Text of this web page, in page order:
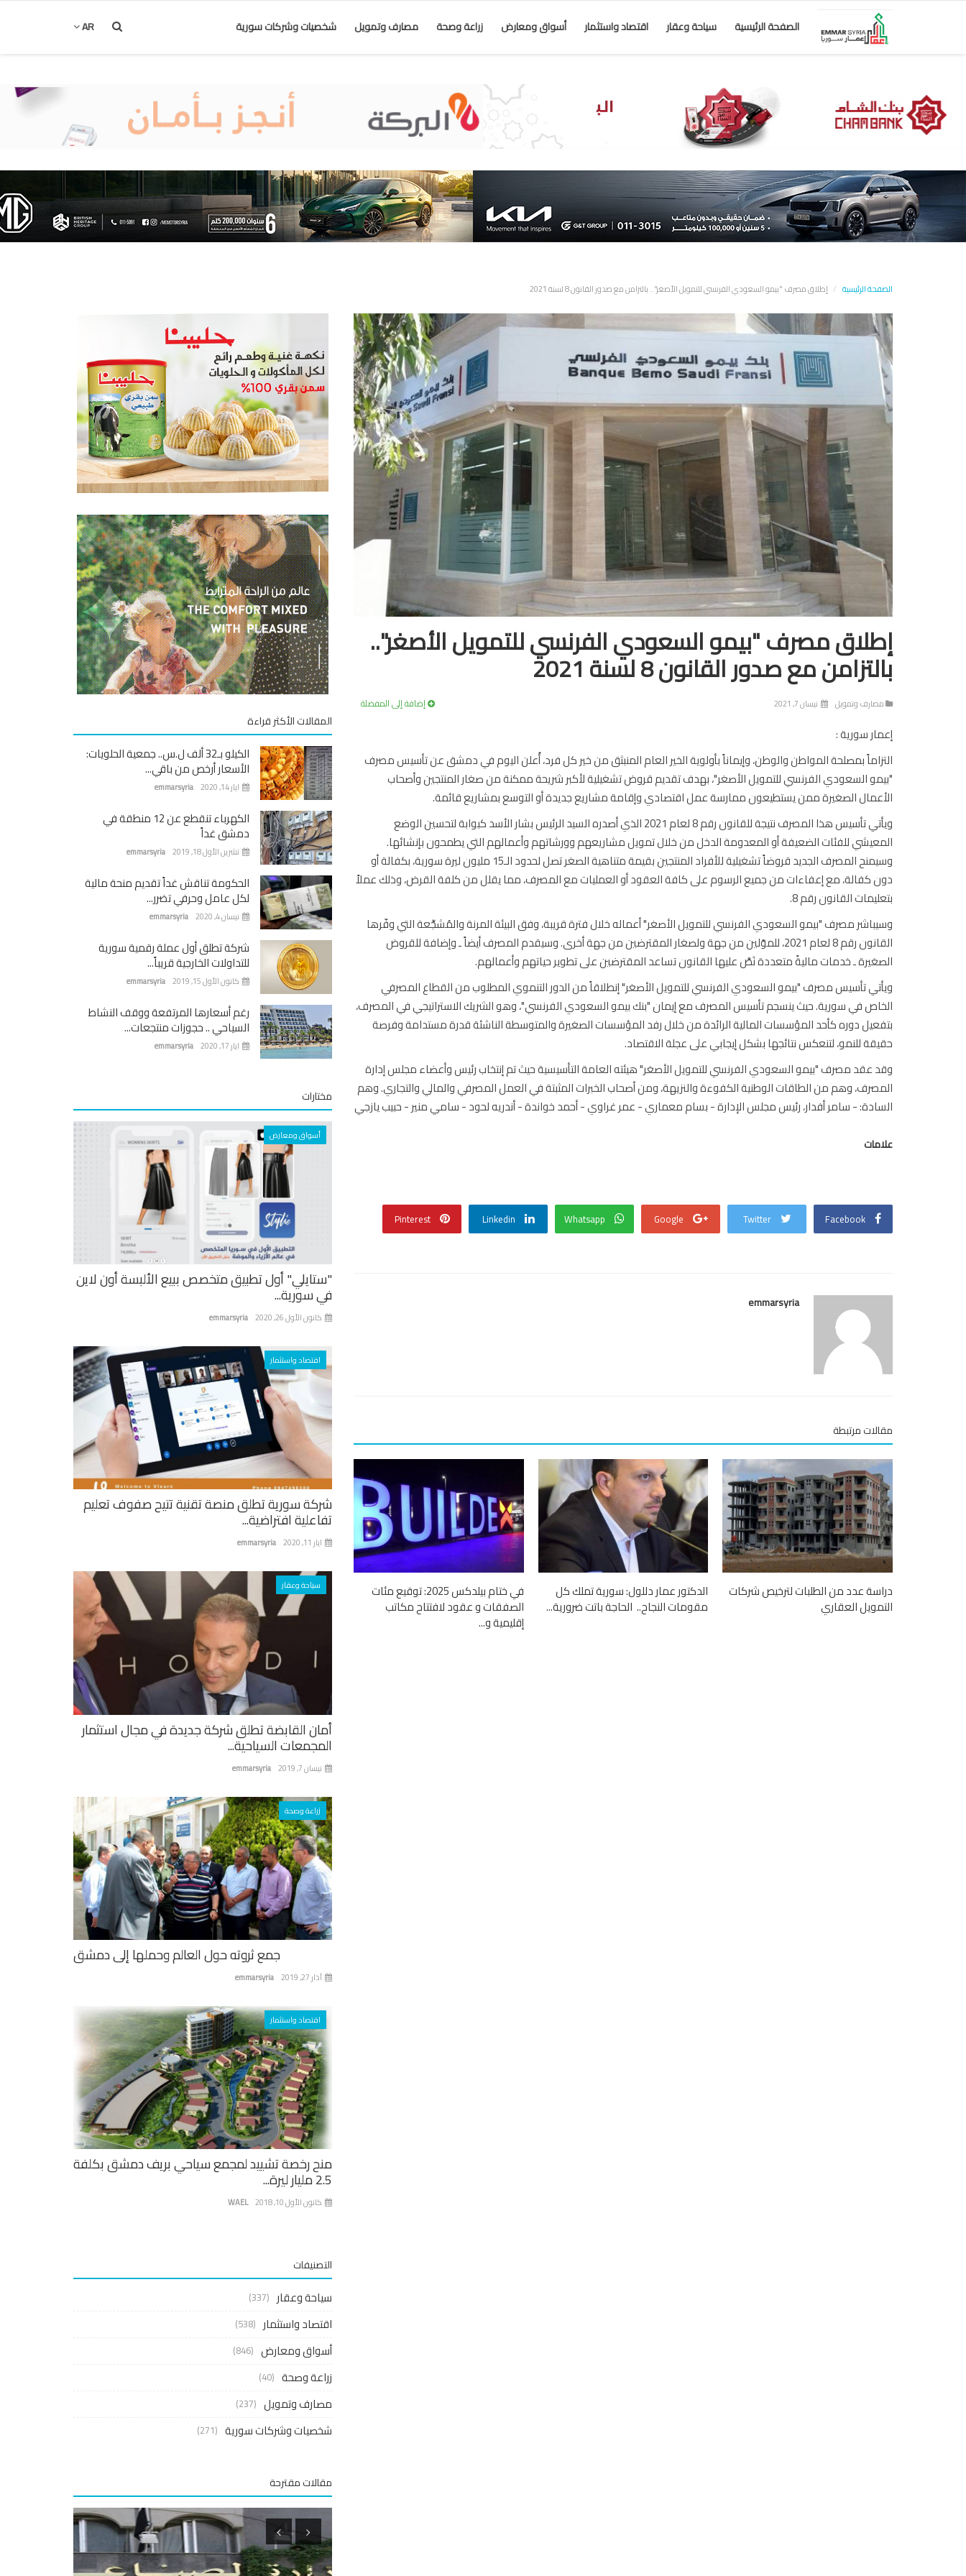
الصفحة الرئيسية سياحة وعقار اقتصاد واستثمار أسواق ومعارض زراعة وصحة مصارف وتمويل شخصيات وشركات سورية AR
الصفحة الرئيسية إطلاق مصرف "بيمو السعودي الفرنسي للتمويل الأصغر".. بالتزامن مع صدور القانون 8 لسنة 2021
إطلاق مصرف "بيمو السعودي الفرنسي للتمويل الأصغر"..
بالتزامن مع صدور القانون 8 لسنة 2021
مصارف وتمويل نيسان 7, 2021 إضافة إلى المفضلة
إعمار سورية :
التزاماً بمصلحة المواطن والوطن، وإيماناً بأولوية الخير العام المنبثق من خير كل فرد، أُعلن اليوم في دمشق عن تأسيس مصرف
"بيمو السعودي الفرنسي للتمويل الأصغر"، بهدف تقديم قروض تشغيلية لأكبر شريحة ممكنة من صغار المنتجين وأصحاب
الأعمال الصغيرة ممن يستطيعون ممارسة عمل اقتصادي وإقامة مشاريع جديدة أو التوسع بمشاريع قائمة.
ويأتي تأسيس هذا المصرف نتيجة للقانون رقم 8 لعام 2021 الذي أصدره السيد الرئيس بشار الأسد كبوابة لتحسين الوضع
المعيشي للفئات الضعيفة أو المعدومة الدخل من خلال تمويل مشاريعهم وورشاتهم وأعمالهم التي يطمحون بإنشائها.
وسيمنح المصرف الجديد قروضاً تشغيلية للأفراد المنتجين بقيمة متناهية الصغر تصل لحدود الـ15 مليون ليرة سورية، بكفالة أو
دون كفالة، مع إعفاءات من جميع الرسوم على كافة العقود أو العمليات مع المصرف، مما يقلل من كلفة القرض، وذلك عملاً
بتعليمات القانون رقم 8.
وسيباشر مصرف "بيمو السعودي الفرنسي للتمويل الأصغر" أعماله خلال فترة قريبة، وفق البيئة المرنة والمُشجِّعة التي وفّرها
القانون رقم 8 لعام 2021، للموّلين من جهة ولصغار المقترضين من جهة أخرى. وسيقدم المصرف أيضاً ـ وإضافة للقروض
الصغيرة ـ خدمات ماليةً متعددة نَصَّ عليها القانون تساعد المقترضين على تطوير حياتهم وأعمالهم.
ويأتي تأسيس مصرف "بيمو السعودي الفرنسي للتمويل الأصغر" إنطلاقاً من الدور التنموي المطلوب من القطاع المصرفي
الخاص في سورية. حيث ينسجم تأسيس المصرف مع إيمان "بنك بيمو السعودي الفرنسي"، وهو الشريك الاستراتيجي في المصرف،
بتفعيل دوره كأحد المؤسسات المالية الرائدة من خلال رفد المؤسسات الصغيرة والمتوسطة الناشئة قدرة مستدامة وفرصة
حقيقة للنمو، لتنعكس نتائجها بشكل إيجابي على عجلة الاقتصاد.
وقد عقد مصرف "بيمو السعودي الفرنسي للتمويل الأصغر" هيئته العامة التأسيسية حيث تم إنتخاب رئيس وأعضاء مجلس إدارة
المصرف، وهم من الطاقات الوطنية الكفوءة والنزيهة، ومن أصحاب الخبرات المثبتة في العمل المصرفي والمالي والتجاري. وهم
السادة: - سامر أفدار، رئيس مجلس الإدارة - بسام معماري - عمر غراوي - أحمد خواندة - أندريه لحود - سامي منير - حبيب يازجي
علامات
Facebook
Twitter
Google
Whatsapp
Linkedin
Pinterest
emmarsyria
مقالات مرتبطة
دراسة عدد من الطلبات لترخيص شركات
التمويل العقاري
الدكتور عمار دللول: سورية تملك كل
مقومات النجاح.. الحاجة باتت ضرورية...
في ختام بيلدكس 2025: توقيع مئات
الصفقات و عقود لافتتاح مكاتب
إقليمية و...
المقالات الأكثر قراءة
الكيلو بـ32 ألف ل.س.. جمعية الحلويات:
الأسعار أرخص من باقي...
emmarsyria ايار 14, 2020
الكهرباء تنقطع عن 12 منطقة في
دمشق غداً
emmarsyria تشرين الأول 18, 2019
الحكومة تناقش غداً تقديم منحة مالية
لكل عامل وحرفي تضرر...
emmarsyria نيسان 4, 2020
شركة تطلق أول عملة رقمية سورية
للتداولات الخارجية قريباً...
emmarsyria كانون الأول 15, 2019
رغم أسعارها المرتفعة ووقف النشاط
السياحي .. حجوزات منتجعات...
emmarsyria ايار 17, 2020
مختارات
أسواق ومعارض
"ستايلي" أول تطبيق متخصص ببيع الألبسة أون لاين
في سورية...
emmarsyria كانون الأول 26, 2020
اقتصاد واستثمار
شركة سورية تطلق منصة تقنية تتيح صفوف تعليم
تفاعلية افتراضية...
emmarsyria ايار 11, 2020
سياحة وعقار
أمان القابضة تطلق شركة جديدة في مجال استثمار
المجمعات السياحية...
emmarsyria نيسان 7, 2019
زراعة وصحة
جمع ثروته حول العالم وحملها إلى دمشق
emmarsyria آذار 27, 2019
اقتصاد واستثمار
منح رخصة تشييد لمجمع سياحي بريف دمشق بكلفة
2.5 مليار ليرة...
WAEL كانون الأول 10, 2018
التصنيفات
سياحة وعقار (337)
اقتصاد واستثمار (538)
أسواق ومعارض (846)
زراعة وصحة (40)
مصارف وتمويل (237)
شخصيات وشركات سورية (271)
مقالات مقترحة